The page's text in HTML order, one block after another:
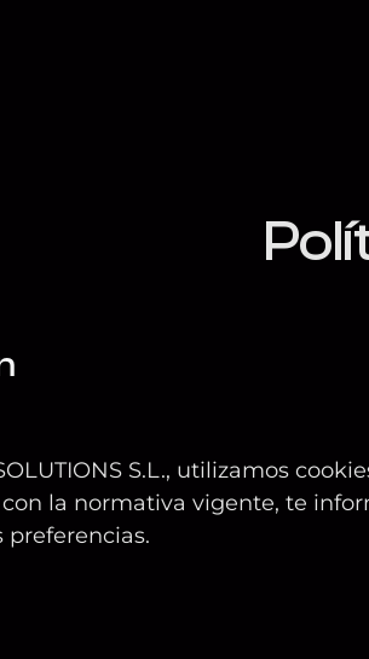
S.L., utilizamos
la normativa vigente, te
preferencias.